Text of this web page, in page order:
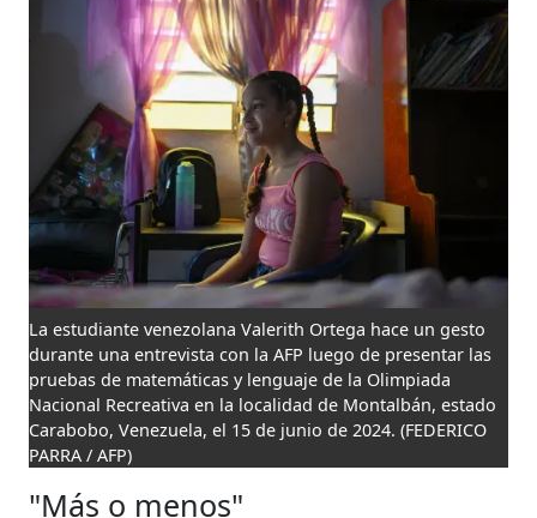
La estudiante venezolana Valerith Ortega hace un gesto
durante una entrevista con la AFP luego de presentar las
pruebas de matemáticas y lenguaje de la Olimpiada
Nacional Recreativa en la localidad de Montalbán, estado
Carabobo, Venezuela, el 15 de junio de 2024. (FEDERICO
PARRA / AFP)
"Más o menos"